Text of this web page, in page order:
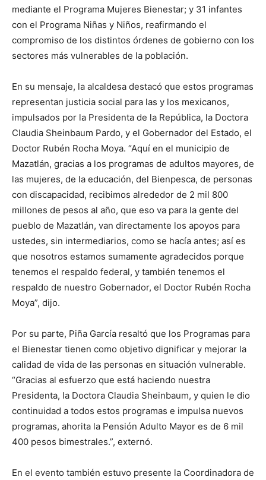
mediante el Programa Mujeres Bienestar; y 31 infantes
con el Programa Niñas y Niños, reafirmando el
compromiso de los distintos órdenes de gobierno con los
sectores más vulnerables de la población.
En su mensaje, la alcaldesa destacó que estos programas
representan justicia social para las y los mexicanos,
impulsados por la Presidenta de la República, la Doctora
Claudia Sheinbaum Pardo, y el Gobernador del Estado, el
Doctor Rubén Rocha Moya. “Aquí en el municipio de
Mazatlán, gracias a los programas de adultos mayores, de
las mujeres, de la educación, del Bienpesca, de personas
con discapacidad, recibimos alrededor de 2 mil 800
millones de pesos al año, que eso va para la gente del
pueblo de Mazatlán, van directamente los apoyos para
ustedes, sin intermediarios, como se hacía antes; así es
que nosotros estamos sumamente agradecidos porque
tenemos el respaldo federal, y también tenemos el
respaldo de nuestro Gobernador, el Doctor Rubén Rocha
Moya”, dijo.
Por su parte, Piña García resaltó que los Programas para
el Bienestar tienen como objetivo dignificar y mejorar la
calidad de vida de las personas en situación vulnerable.
“Gracias al esfuerzo que está haciendo nuestra
Presidenta, la Doctora Claudia Sheinbaum, y quien le dio
continuidad a todos estos programas e impulsa nuevos
programas, ahorita la Pensión Adulto Mayor es de 6 mil
400 pesos bimestrales.”, externó.
En el evento también estuvo presente la Coordinadora de